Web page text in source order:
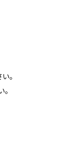
。